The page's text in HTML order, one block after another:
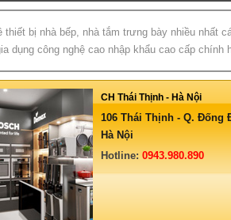
bị nhà bếp, nhà tắm trưng bày nhiều nhất
dụng công nghệ cao nhập khẩu cao cấp chính
CH Thái Thịnh - Hà Nội
106 Thái Thịnh - Q. Đống
Hà Nội
Hotline:0943.980.890